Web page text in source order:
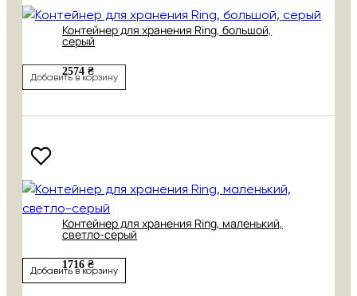
Контейнер для хранения Ring, большой,
серый
2574 ₴
Добавить в корзину
Контейнер для хранения Ring, маленький,
светло-серый
1716 ₴
Добавить в корзину